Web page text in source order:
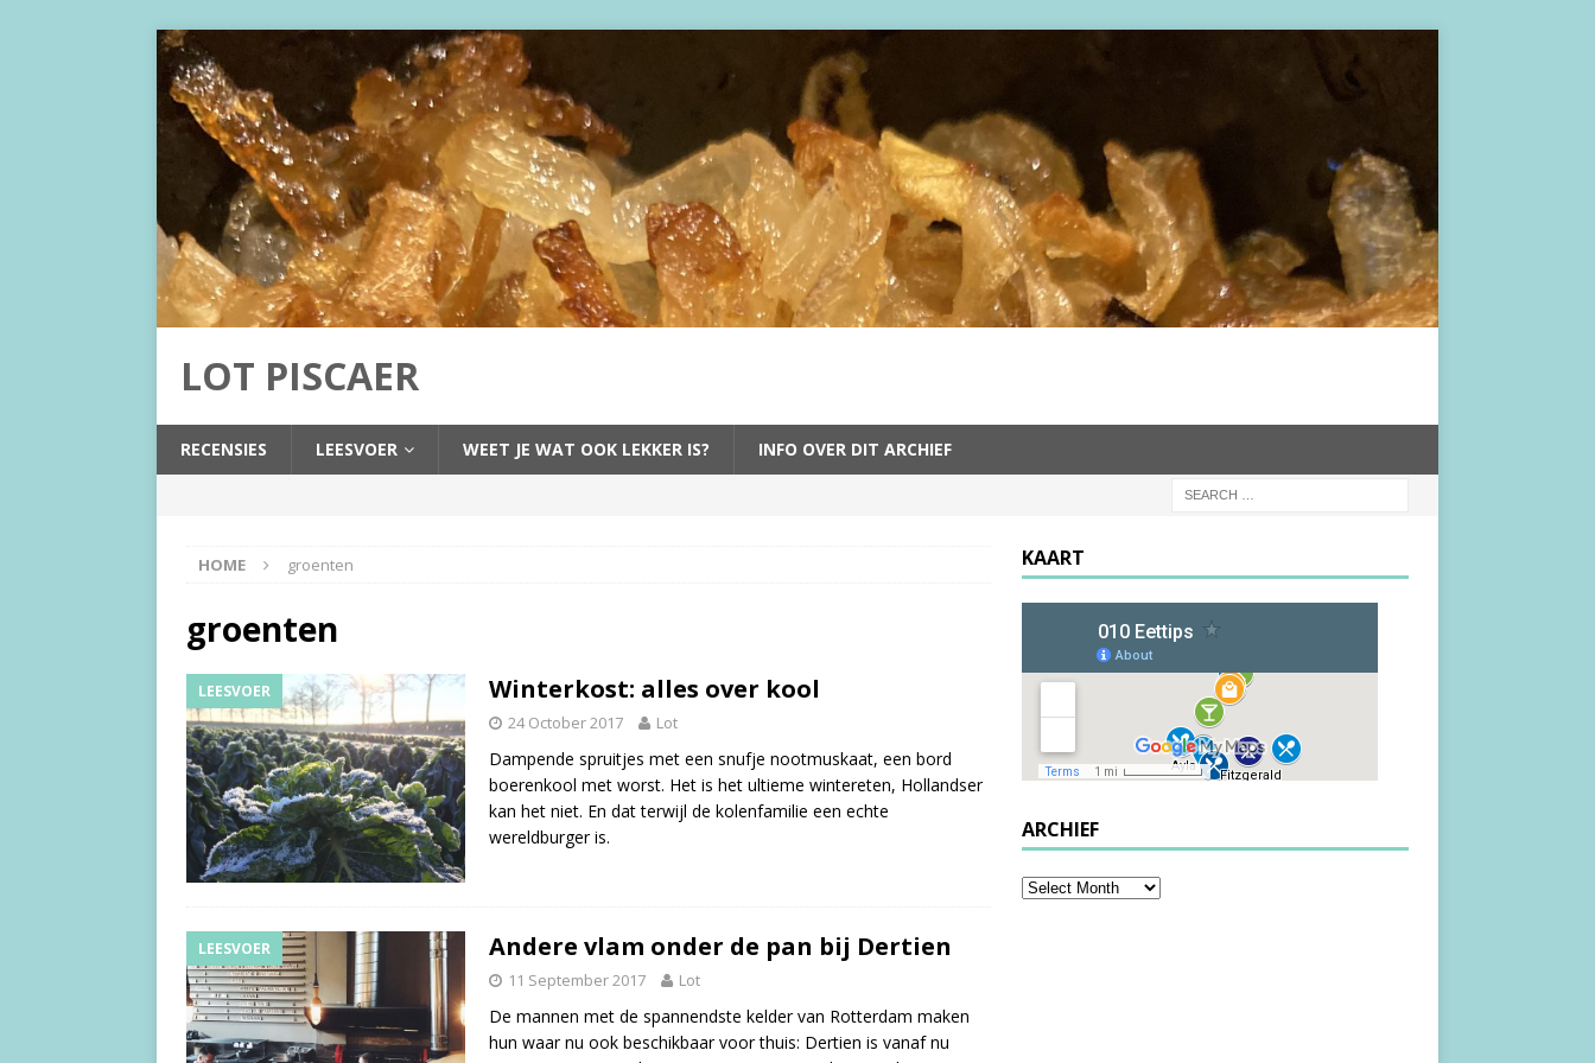
LOT PISCAER
RECENSIES LEESVOER WEET JE WAT OOK LEKKER IS? INFO OVER DIT ARCHIEF
HOME groenten
groenten
LEESVOER Winterkost: alles over kool
24 October 2017 Lot
Dampende spruitjes met een snufje nootmuskaat, een bord
boerenkool met worst. Het is het ultieme wintereten, Hollandser
kan het niet. En dat terwijl de kolenfamilie een echte
wereldburger is.
LEESVOER Andere vlam onder de pan bij Dertien
11 September 2017 Lot
De mannen met de spannendste kelder van Rotterdam maken
hun waar nu ook beschikbaar voor thuis: Dertien is vanaf nu
KAART
ARCHIEF